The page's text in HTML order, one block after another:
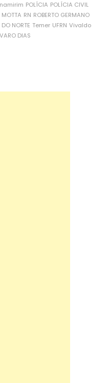
POLÍCIA POLÍCIA CIVIL
MOTTA RN ROBERTO GERMANO
NORTE Temer UFRN Vivaldo
DIAS